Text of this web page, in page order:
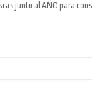
junto al AÑO para